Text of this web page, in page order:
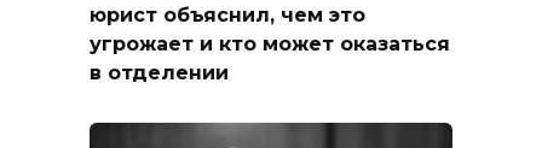
юрист объяснил, чем это
угрожает и кто может оказаться
в отделении